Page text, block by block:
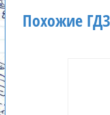
Похожие